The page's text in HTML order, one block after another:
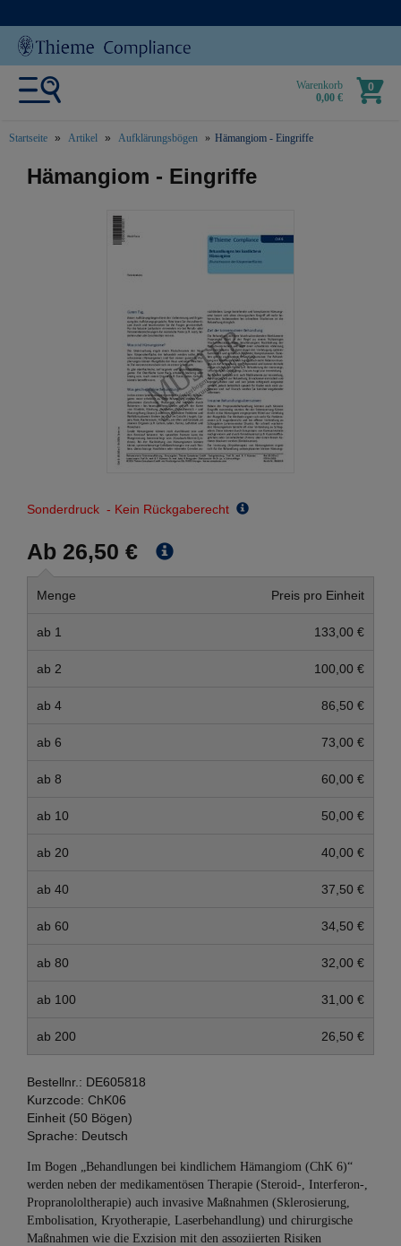
Warenkorb
0,00 €
0
Startseite Artikel Aufklärungsbögen Hämangiom - Eingriffe
text.skipToContent
text.skipToNavigation
Hämangiom - Eingriffe
Sonderdruck - Kein Rückgaberecht
Ab 26,50 €
Menge Preis pro Einheit
ab 1 133,00 €
ab 2 100,00 €
ab 4 86,50 €
ab 6 73,00 €
ab 8 60,00 €
ab 10 50,00 €
ab 20 40,00 €
ab 40 37,50 €
ab 60 34,50 €
ab 80 32,00 €
ab 100 31,00 €
ab 200 26,50 €
Bestellnr.: DE605818
Kurzcode: ChK06
Einheit (50 Bögen)
Sprache: Deutsch
Im Bogen „Behandlungen bei kindlichem Hämangiom (ChK 6)“
werden neben der medikamentösen Therapie (Steroid-, Interferon-,
Propranololtherapie) auch invasive Maßnahmen (Sklerosierung,
Embolisation, Kryotherapie, Laserbehandlung) und chirurgische
Maßnahmen wie die Exzision mit den assoziierten Risiken